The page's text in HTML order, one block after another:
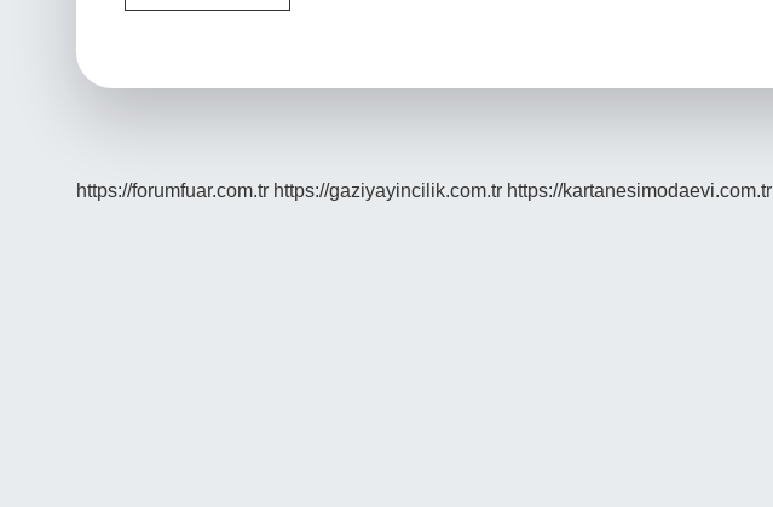
Hangi
https://forumfuar.com.tr https://gaziyayincilik.com.tr https://kartanesimodaevi.com.tr